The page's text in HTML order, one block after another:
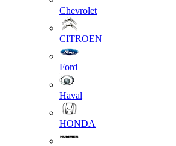
Chevrolet
CITROEN
Ford
Haval
HONDA